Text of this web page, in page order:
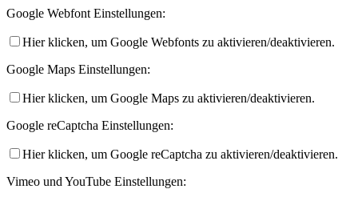
Google Webfont Einstellungen:
Hier klicken, um Google Webfonts zu aktivieren/deaktivieren.
Google Maps Einstellungen:
Hier klicken, um Google Maps zu aktivieren/deaktivieren.
Google reCaptcha Einstellungen:
Hier klicken, um Google reCaptcha zu aktivieren/deaktivieren.
Vimeo und YouTube Einstellungen: